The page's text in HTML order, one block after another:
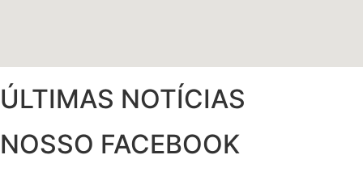
ÚLTIMAS NOTÍCIAS
NOSSO FACEBOOK